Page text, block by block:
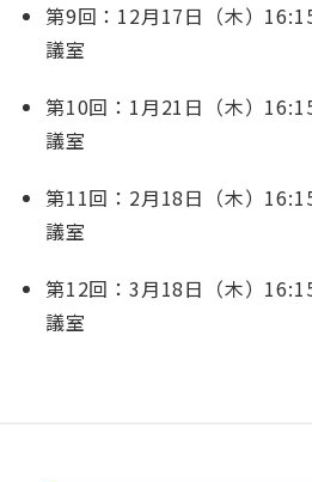
第9回：12月17日（木）
議室
第10回：1月21日（木）
議室
第11回：2月18日（木）
議室
第12回：3月18日（木）
議室